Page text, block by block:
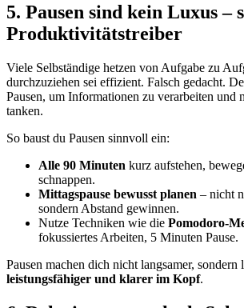
5. Pausen sind kein Luxus –
Produktivitätstreiber
Viele Selbständige hetzen von Aufgabe zu
durchzuziehen sei effizient. Falsch gedacht.
Pausen, um Informationen zu verarbeiten und
tanken.
So baust du Pausen sinnvoll ein:
Alle 90 Minuten kurz aufstehen,
schnappen.
Mittagspause bewusst planen – nicht
sondern Abstand gewinnen.
Nutze Techniken wie die Pomodoro-
fokussiertes Arbeiten, 5 Minuten Pause.
Pausen machen dich nicht langsamer, sondern
leistungsfähiger und klarer im Kopf.